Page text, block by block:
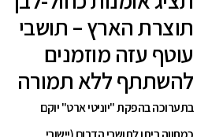
תוצרת הארץ – תושבי
עוטף עזה מוזמנים
להשתתף ללא תמורה
בתערוכה בהפקת "יוניטי ארט" יוקם